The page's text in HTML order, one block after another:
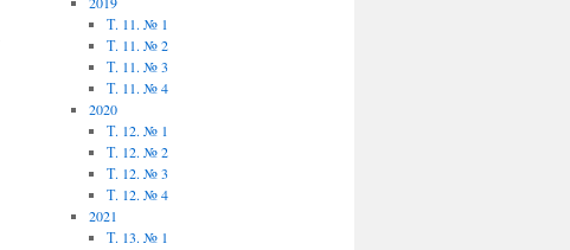
Т. 11. № 1
Т. 11. № 2
Т. 11. № 3
Т. 11. № 4
2020
Т. 12. № 1
Т. 12. № 2
Т. 12. № 3
Т. 12. № 4
2021
Т. 13. № 1